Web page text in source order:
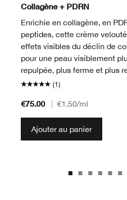
Collagène + PDRN
Enrichie en collagène, en
peptides, cette crème
effets visibles du déclin de
pour une peau visiblement
repulpée, plus ferme et plus
(1)
€75.00 €1.50/ml
Ajouter au panier